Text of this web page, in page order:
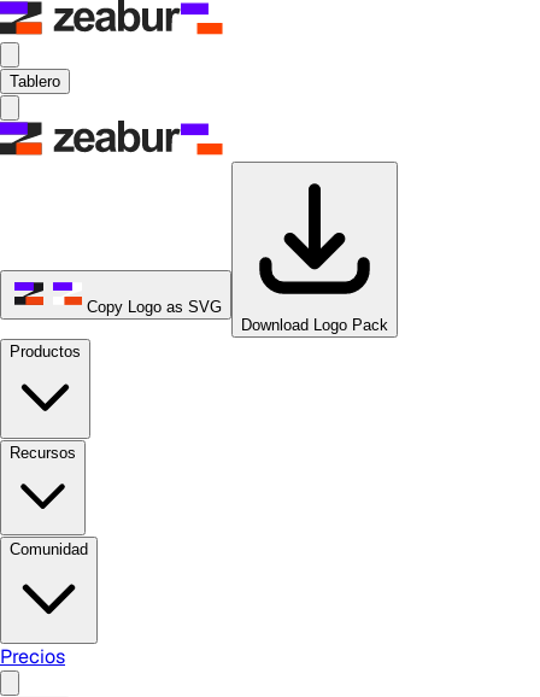
Tablero
Copy Logo as SVG
Download Logo Pack
Productos
Recursos
Comunidad
Precios